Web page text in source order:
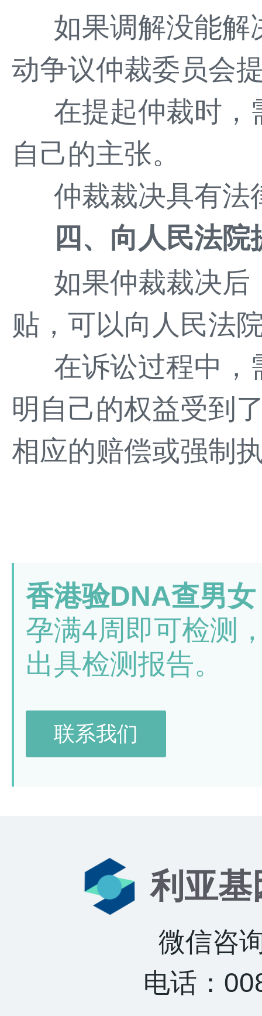
如果调解没能解
动争议仲裁委员会
在提起仲裁时，
自己的主张。
仲裁裁决具有法
四、向人民法院
如果仲裁裁决后
贴，可以向人民法
在诉讼过程中，
明自己的权益受到
相应的赔偿或强制
香港验DNA查男
孕满4周即可检测
出具检测报告。
联系我们
利亚基
微信咨
电话：